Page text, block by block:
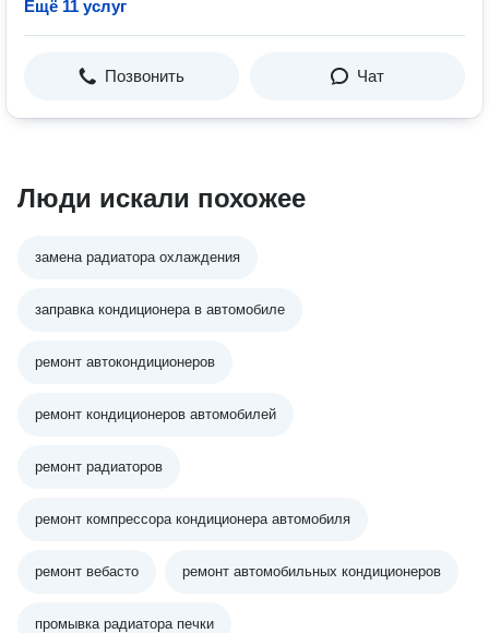
Ещё 11 услуг
Позвонить Чат
Люди искали похожее
замена радиатора охлаждения
заправка кондиционера в автомобиле
ремонт автокондиционеров
ремонт кондиционеров автомобилей
ремонт радиаторов
ремонт компрессора кондиционера автомобиля
ремонт вебасто ремонт автомобильных кондиционеров
промывка радиатора печки